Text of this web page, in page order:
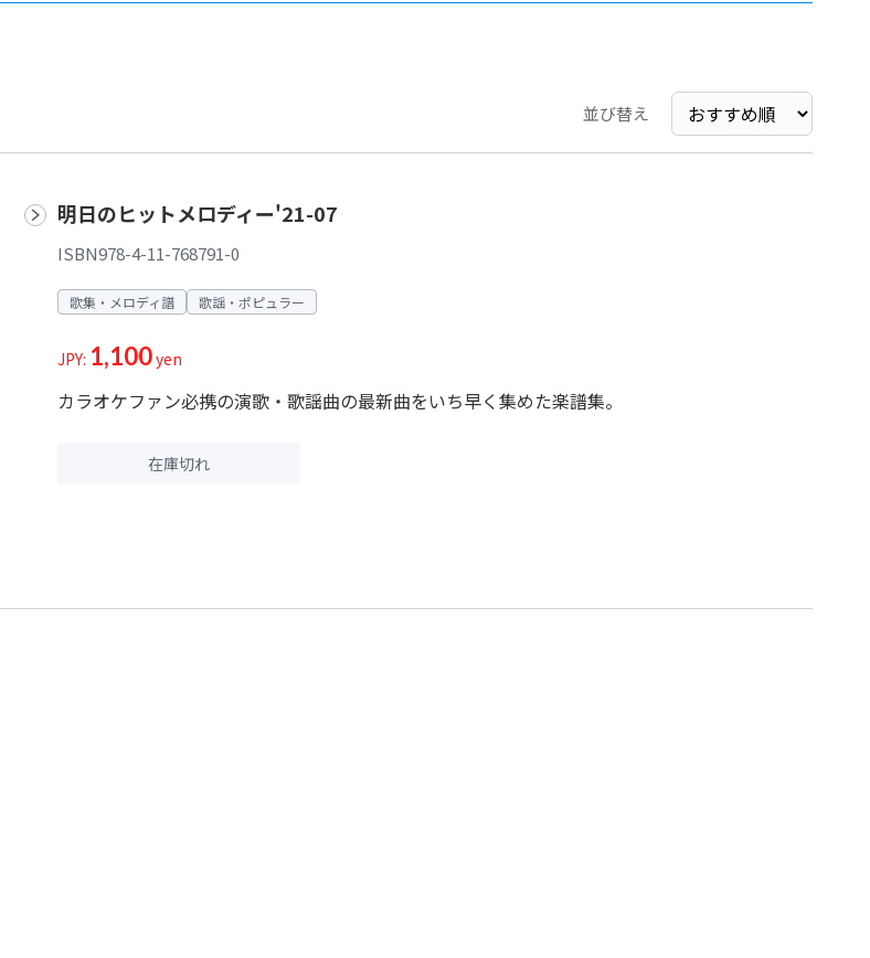
並び替え
明日のヒットメロディー'21-07
ISBN978-4-11-768791-0
歌集・メロディ譜 歌謡・ポピュラー
JPY: 1,100yen
カラオケファン必携の演歌・歌謡曲の最新曲をいち早く集めた楽譜集。
在庫切れ